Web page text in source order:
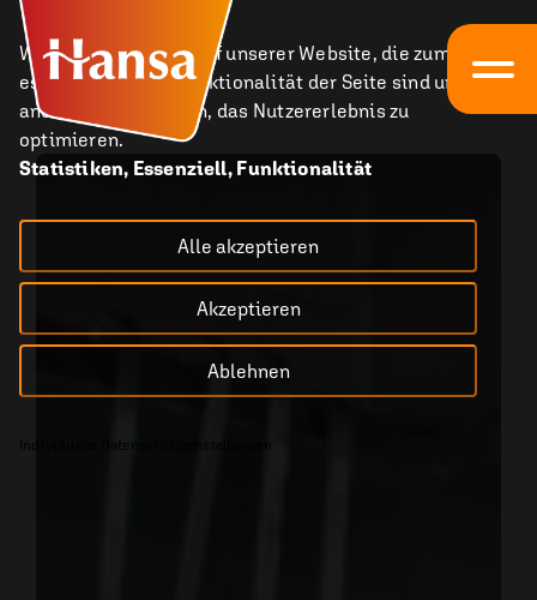
Wir nutzen Cookies auf unserer Website, die zum einen
essenziell für die Funktionalität der Seite sind und zum
anderen dabei helfen, das Nutzererlebnis zu
optimieren.
Statistiken, Essenziell, Funktionalität
Individuelle Datenschutzeinstellungen
Ablehnen
Alle akzeptieren
Akzeptieren